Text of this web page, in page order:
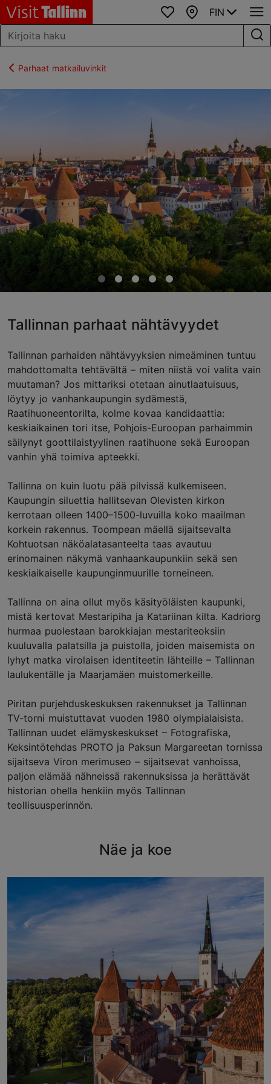
SuosikitKartta
FIN
Parhaat matkailuvinkit
Tallinnan parhaat nähtävyydet
Tallinnan parhaiden nähtävyyksien nimeäminen tuntuu
mahdottomalta tehtävältä – miten niistä voi valita vain
muutaman? Jos mittariksi otetaan ainutlaatuisuus,
löytyy jo vanhankaupungin sydämestä,
Raatihuoneentorilta, kolme kovaa kandidaattia:
keskiaikainen tori itse, Pohjois-Euroopan parhaimmin
säilynyt goottilaistyylinen raatihuone sekä Euroopan
vanhin yhä toimiva apteekki.
Tallinna on kuin luotu pää pilvissä kulkemiseen.
Kaupungin siluettia hallitsevan Olevisten kirkon
kerrotaan olleen 1400–1500-luvuilla koko maailman
korkein rakennus. Toompean mäellä sijaitsevalta
Kohtuotsan näköalatasanteelta taas avautuu
erinomainen näkymä vanhaankaupunkiin sekä sen
keskiaikaiselle kaupunginmuurille torneineen.
Tallinna on aina ollut myös käsityöläisten kaupunki,
mistä kertovat Mestaripiha ja Katariinan kilta. Kadriorg
hurmaa puolestaan barokkiajan mestariteoksiin
kuuluvalla palatsilla ja puistolla, joiden maisemista on
lyhyt matka virolaisen identiteetin lähteille – Tallinnan
laulukentälle ja Maarjamäen muistomerkeille.
Piritan purjehduskeskuksen rakennukset ja Tallinnan
TV-torni muistuttavat vuoden 1980 olympialaisista.
Tallinnan uudet elämyskeskukset – Fotografiska,
Keksintötehdas PROTO ja Paksun Margareetan tornissa
sijaitseva Viron merimuseo – sijaitsevat vanhoissa,
paljon elämää nähneissä rakennuksissa ja herättävät
historian ohella henkiin myös Tallinnan
teollisuusperinnön.
Näe ja koe